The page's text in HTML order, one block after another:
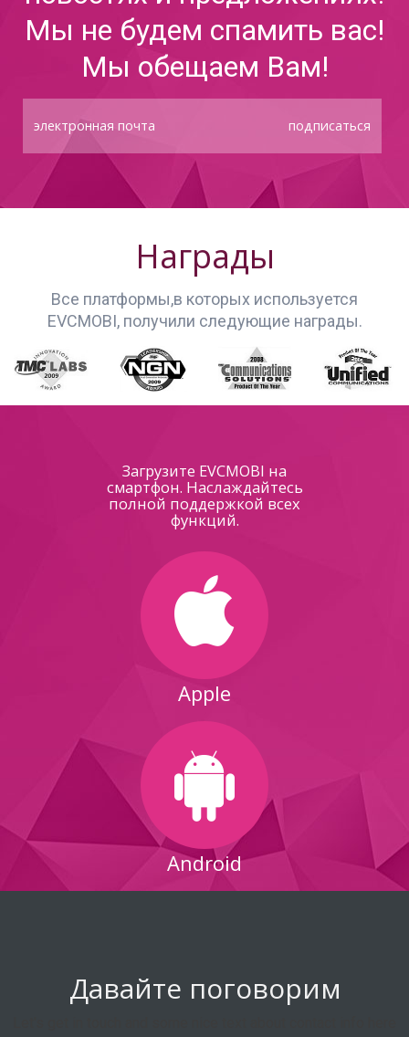
Мы не будем спамить вас!
Мы обещаем Вам!
подписаться
Награды
Все платформы,в которых используется
EVCMOBI, получили следующие награды.
Загрузите EVCMOBI на
смартфон. Наслаждайтесь
полной поддержкой всех
функций.
Apple
Android
Давайте поговорим